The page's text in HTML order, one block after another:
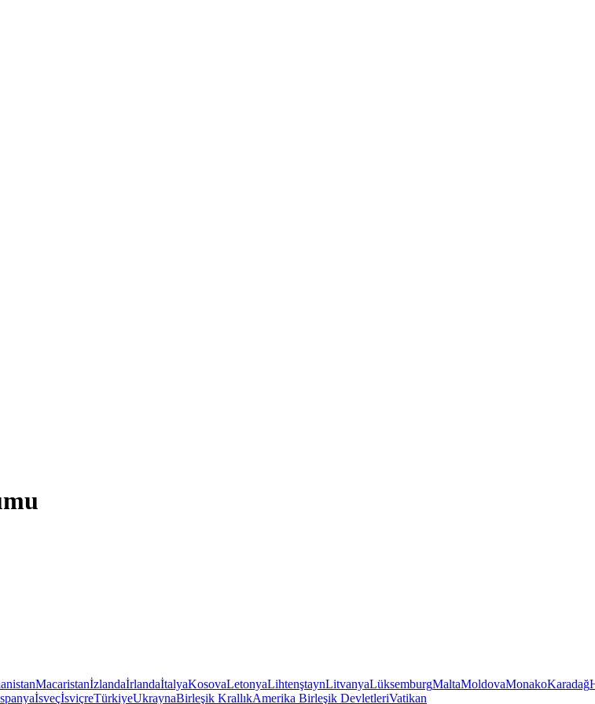
MacaristanİzlandaİrlandaİtalyaKosovaLetonyaLihtenştaynLitvanyaLüksemburgMaltaMoldovaMonakoKaradağ
İsveçİsviçreTürkiyeUkraynaBirleşik KrallıkAmerika Birleşik DevletleriVatikan